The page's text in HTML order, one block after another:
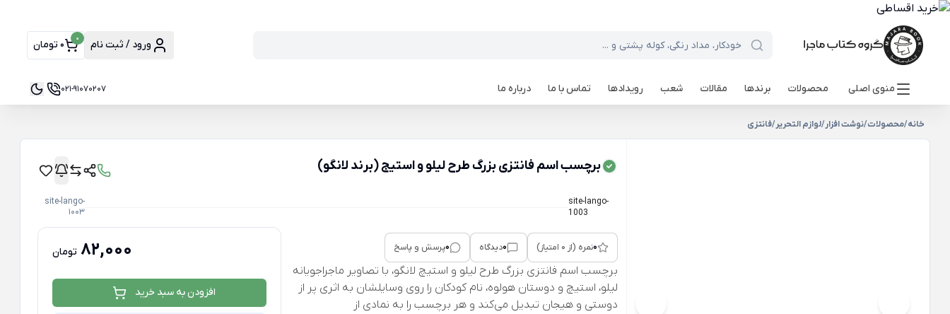
ورود / ثبت نام 0 0 تومان
منوی اصلی محصولات برندها مقالات شعب رویدادها تماس با ما درباره ما 021-91070207
خانه/محصولات/نوشت افزار/لوازم التحریر/فانتزی
برچسب اسم فانتزی بزرگ طرح لیلو و استیج (برند لانگو)
site-lango-
1003
site-lango-
1003
0نمره (از 0 امتیاز) 0دیدگاه 0پرسش و پاسخ
برچسب اسم فانتزی بزرگ طرح لیلو و استیچ لانگو، با تصاویر ماجراجویانه
لیلو، استیچ و دوستان هولوه، نام کودکان را روی وسایلشان به اثری پر از
دوستی و هیجان تبدیل می‌کند و هر برچسب را به نمادی از
82,000 تومان
افزودن به سبد خرید